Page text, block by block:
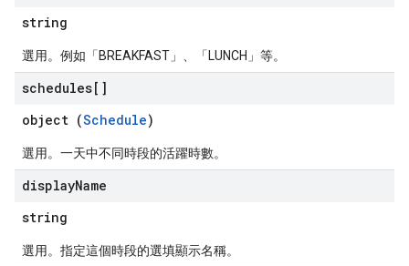
string
選用。例如「BREAKFAST」、「LUNCH」等。
schedules[]
object (Schedule)
選用。一天中不同時段的活躍時數。
displayName
string
選用。指定這個時段的選填顯示名稱。